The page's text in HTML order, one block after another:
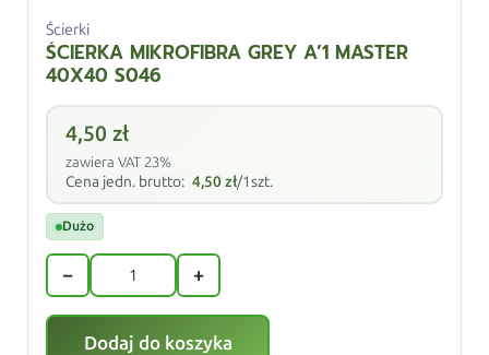
Ścierki
ŚCIERKA MIKROFIBRA GREY A’1 MASTER
40X40 S046
4,50zł
zawiera VAT 23%
Cena jedn. brutto: 4,50zł/1szt.
Dużo
− +
Dodaj do koszyka